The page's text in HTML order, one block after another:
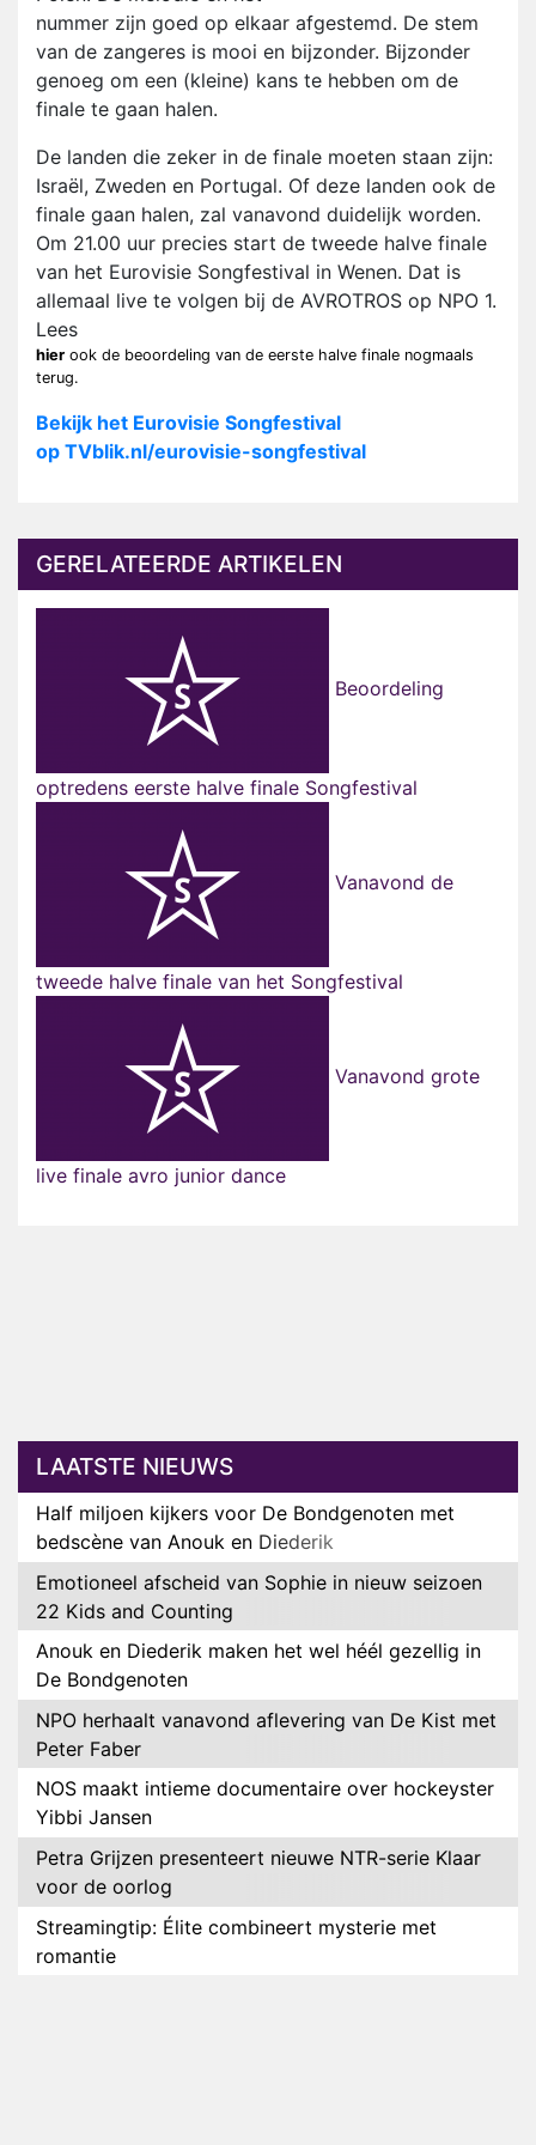
nummer zijn goed op elkaar afgestemd. De stem
van de zangeres is mooi en bijzonder. Bijzonder
genoeg om een (kleine) kans te hebben om de
finale te gaan halen.
De landen die zeker in de finale moeten staan zijn:
Israël, Zweden en Portugal. Of deze landen ook de
finale gaan halen, zal vanavond duidelijk worden.
Om 21.00 uur precies start de tweede halve finale
van het Eurovisie Songfestival in Wenen. Dat is
allemaal live te volgen bij de AVROTROS op NPO 1.
Lees
hier ook de beoordeling van de eerste halve finale nogmaals
terug.
Bekijk het Eurovisie Songfestival
op TVblik.nl/eurovisie-songfestival
GERELATEERDE ARTIKELEN
Beoordeling
optredens eerste halve finale Songfestival
Vanavond de
tweede halve finale van het Songfestival
Vanavond grote
live finale avro junior dance
LAATSTE NIEUWS
Half miljoen kijkers voor De Bondgenoten met
bedscène van Anouk en Diederik
Emotioneel afscheid van Sophie in nieuw seizoen
22 Kids and Counting
Anouk en Diederik maken het wel héél gezellig in
De Bondgenoten
NPO herhaalt vanavond aflevering van De Kist met
Peter Faber
NOS maakt intieme documentaire over hockeyster
Yibbi Jansen
Petra Grijzen presenteert nieuwe NTR-serie Klaar
voor de oorlog
Streamingtip: Élite combineert mysterie met
romantie